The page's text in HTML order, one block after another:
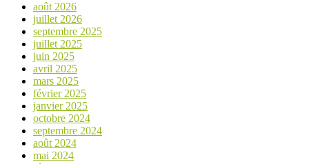
août 2026
juillet 2026
septembre 2025
juillet 2025
juin 2025
avril 2025
mars 2025
février 2025
janvier 2025
octobre 2024
septembre 2024
août 2024
mai 2024